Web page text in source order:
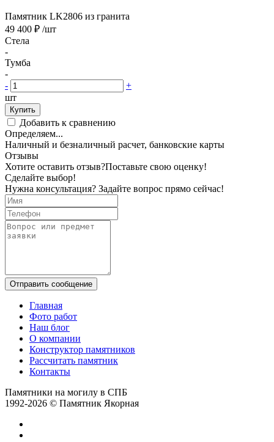
Памятник LK2806 из гранита
49 400 ₽ /шт
Стела
-
Тумба
-
-
+
шт
Купить
Добавить к сравнению
Определяем...
Наличный и безналичный расчет, банковские карты
Отзывы
Хотите оставить отзыв?Поставьте свою оценку!
Сделайте выбор!
Нужна консультация? Задайте вопрос прямо сейчас!
Отправить сообщение
Главная
Фото работ
Наш блог
О компании
Конструктор памятников
Рассчитать памятник
Контакты
Памятники на могилу в СПБ
1992-2026 © Памятник Якорная